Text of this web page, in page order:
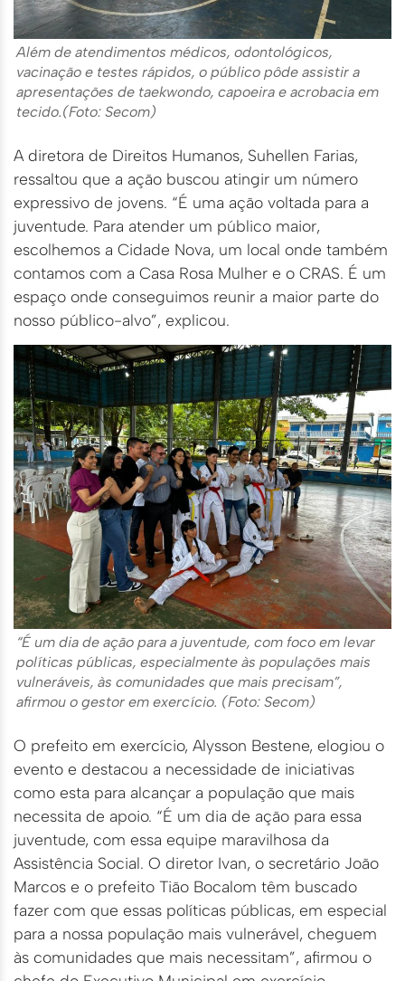
Além de atendimentos médicos, odontológicos,
vacinação e testes rápidos, o público pôde assistir a
apresentações de taekwondo, capoeira e acrobacia em
tecido.(Foto: Secom)
A diretora de Direitos Humanos, Suhellen Farias,
ressaltou que a ação buscou atingir um número
expressivo de jovens. “É uma ação voltada para a
juventude. Para atender um público maior,
escolhemos a Cidade Nova, um local onde também
contamos com a Casa Rosa Mulher e o CRAS. É um
espaço onde conseguimos reunir a maior parte do
nosso público-alvo”, explicou.
“É um dia de ação para a juventude, com foco em levar
políticas públicas, especialmente às populações mais
vulneráveis, às comunidades que mais precisam”,
afirmou o gestor em exercício. (Foto: Secom)
O prefeito em exercício, Alysson Bestene, elogiou o
evento e destacou a necessidade de iniciativas
como esta para alcançar a população que mais
necessita de apoio. “É um dia de ação para essa
juventude, com essa equipe maravilhosa da
Assistência Social. O diretor Ivan, o secretário João
Marcos e o prefeito Tião Bocalom têm buscado
fazer com que essas políticas públicas, em especial
para a nossa população mais vulnerável, cheguem
às comunidades que mais necessitam”, afirmou o